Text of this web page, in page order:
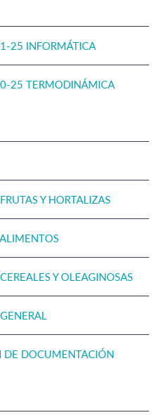
25 INFORMÁTICA
25 TERMODINÁMICA
Y HORTALIZAS
Y OLEAGINOSAS
DE DOCUMENTACIÓN